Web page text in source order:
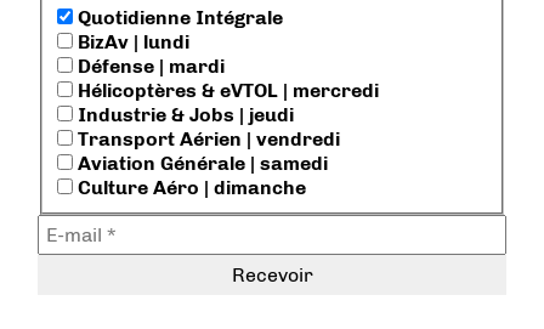
Quotidienne Intégrale
BizAv | lundi
Défense | mardi
Hélicoptères & eVTOL | mercredi
Industrie & Jobs | jeudi
Transport Aérien | vendredi
Aviation Générale | samedi
Culture Aéro | dimanche